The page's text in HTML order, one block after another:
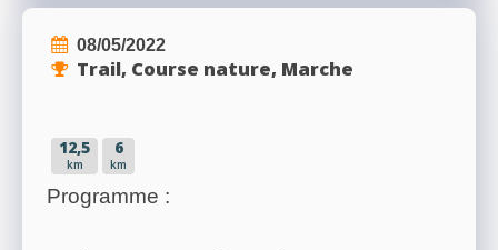
08/05/2022
Trail, Course nature, Marche
12,5
km
6
km
Programme :